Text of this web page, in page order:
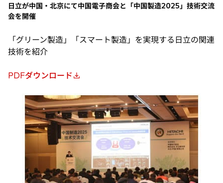
日立が中国・北京にて中国電子商会と「中国製造2025」技術交流
会を開催
「グリーン製造」「スマート製造」を実現する日立の関連
技術を紹介
PDFダウンロード
新